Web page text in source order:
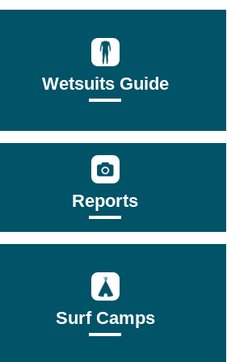
Wetsuits Guide
Reports
Surf Camps